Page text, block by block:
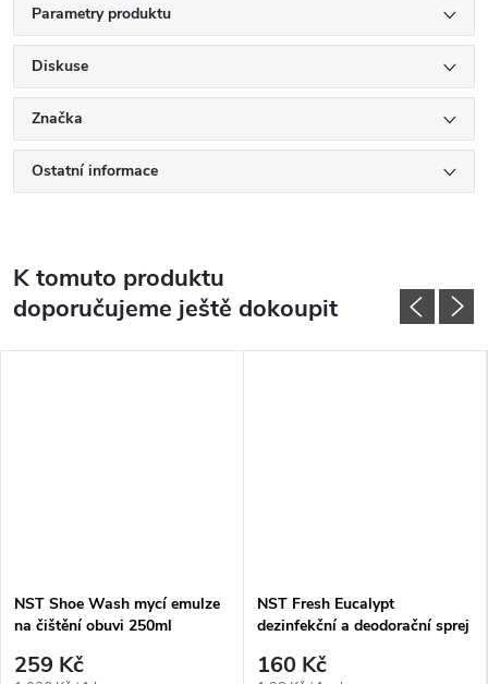
Parametry produktu
Diskuse
Značka
Ostatní informace
K tomuto produktu
doporučujeme ještě dokoupit
NST Shoe Wash mycí emulze
na čištění obuvi 250ml
259 Kč
NST Fresh Eucalypt
dezinfekční a deodorační sprej
160 Kč